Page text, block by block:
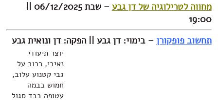
של דן גבע – שבת 06/12/2025 ||
–בימוי: דן גבע || הפקה: דן ונואית גבע
נאיבי, רכוב על
גבי קטנוע עלוב,
עטופה בבד סגול